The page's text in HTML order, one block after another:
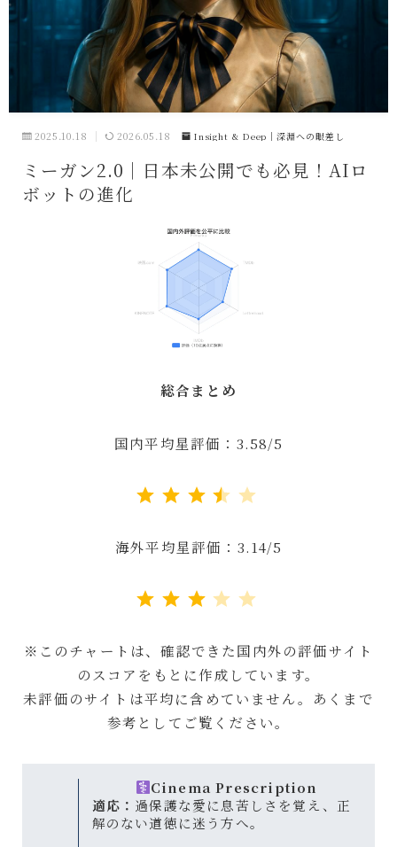
2025.10.18 2026.05.18 Insight & Deep｜深淵への眼差し
ミーガン2.0｜日本未公開でも必見！AIロ
ボットの進化
総合まとめ
国内平均星評価：3.58/5
海外平均星評価：3.14/5
※このチャートは、確認できた国内外の評価サイト
のスコアをもとに作成しています。
未評価のサイトは平均に含めていません。あくまで
参考としてご覧ください。
Cinema Prescription
適応： 過保護な愛に息苦しさを覚え、正
解のない道徳に迷う方へ。